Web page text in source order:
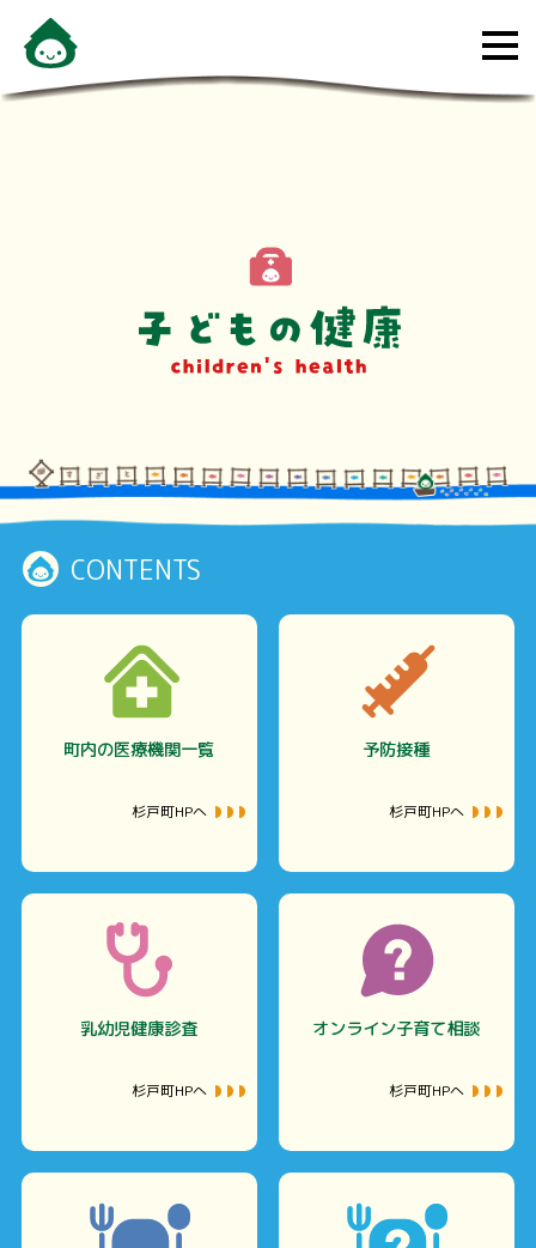
メ
ニ
ュ
CONTENTS
町内の医療機関一覧
杉戸町HPへ
予防接種
杉戸町HPへ
乳幼児健康診査
杉戸町HPへ
オンライン子育て相談
杉戸町HPへ